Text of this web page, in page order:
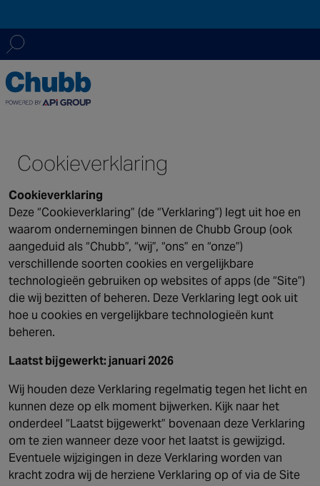
Search
for:
We leveren onze diensten via een wereldwijd netwerk van
en meer dan 20 alarmcentrales. Samen bieden we op
teams van experts, 24/7 per dag, 365 dagen per jaar.
ASIA PACIFIC
China
Hong Kong SAR
India
Macau SAR
New Zealand
Singapore
EUROPE
Belgium
France
Germany
Ireland
Spain
Cookieverklaring
Cookieverklaring
Deze “Cookieverklaring” (de “Verklaring”) legt uit hoe en
waarom ondernemingen binnen de Chubb Group (ook
aangeduid als “Chubb”, “wij”, “ons” en “onze”)
verschillende soorten cookies en vergelijkbare
technologieën gebruiken op websites of apps (de “Site”)
die wij bezitten of beheren. Deze Verklaring legt ook uit
hoe u cookies en vergelijkbare technologieën kunt
beheren.
Laatst bijgewerkt: januari 2026
Wij houden deze Verklaring regelmatig tegen het licht en
kunnen deze op elk moment bijwerken. Kijk naar het
onderdeel “Laatst bijgewerkt” bovenaan deze Verklaring
om te zien wanneer deze voor het laatst is gewijzigd.
Eventuele wijzigingen in deze Verklaring worden van
kracht zodra wij de herziene Verklaring op of via de Site